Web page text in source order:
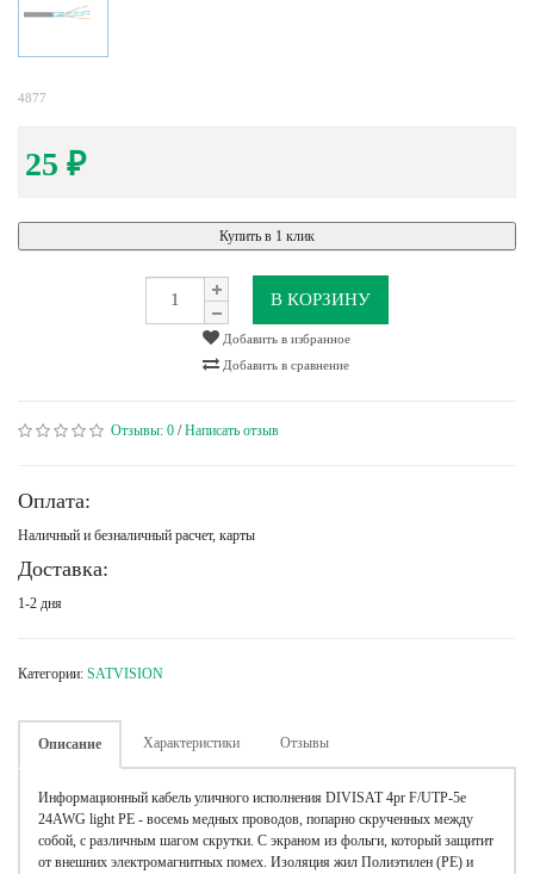
4877
25 ₽
Купить в 1 клик
В КОРЗИНУ
Добавить в избранное
Добавить в сравнение
Отзывы: 0 /Написать отзыв
Оплата:
Наличный и безналичный расчет, карты
Доставка:
1-2 дня
Категории: SATVISION
Описание Характеристики Отзывы
Информационный кабель уличного исполнения DIVISAT 4pr F/UTP-5e
24AWG light PE - восемь медных проводов, попарно скрученных между
собой, с различным шагом скрутки. С экраном из фольги, который защитит
от внешних электромагнитных помех. Изоляция жил Полиэтилен (РЕ) и